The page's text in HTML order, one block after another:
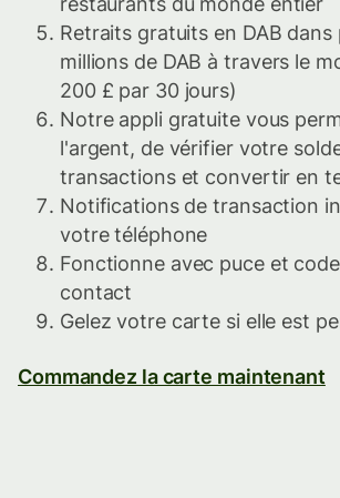
Retraits gratuits en DAB dans
millions de DAB à travers le
200 £ par 30 jours)
Notre appli gratuite vous
l'argent, de vérifier votre
transactions et convertir en
Notifications de transaction
votre téléphone
Fonctionne avec puce et
contact
Gelez votre carte si elle est
Commandez la carte maintenant